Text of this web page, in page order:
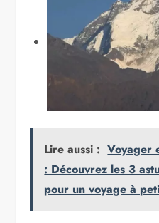
Lire aussi : Voyager
: Découvrez les 3
pour un voyage à